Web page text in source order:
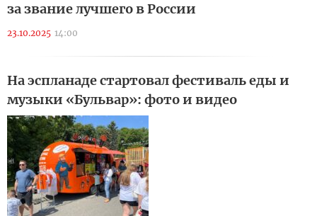
за звание лучшего в России
23.10.2025 14:00
На эспланаде стартовал фестиваль еды и
музыки «Бульвар»: фото и видео